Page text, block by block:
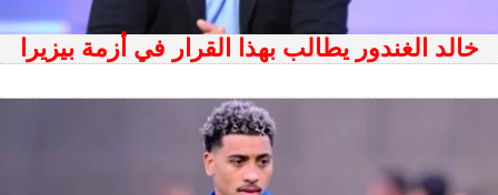
خالد الغندور يطالب بهذا القرار في أزمة بيزيرا